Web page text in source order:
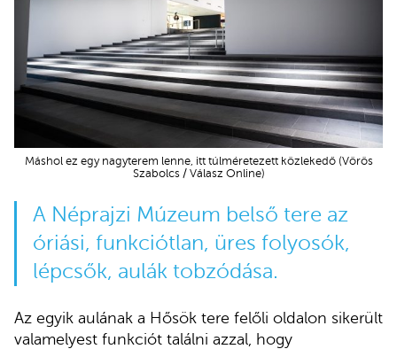
Máshol ez egy nagyterem lenne, itt túlméretezett közlekedő (Vörös
Szabolcs / Válasz Online)
A Néprajzi Múzeum belső tere az
óriási, funkciótlan, üres folyosók,
lépcsők, aulák tobzódása.
Az egyik aulának a Hősök tere felőli oldalon sikerült
valamelyest funkciót találni azzal, hogy